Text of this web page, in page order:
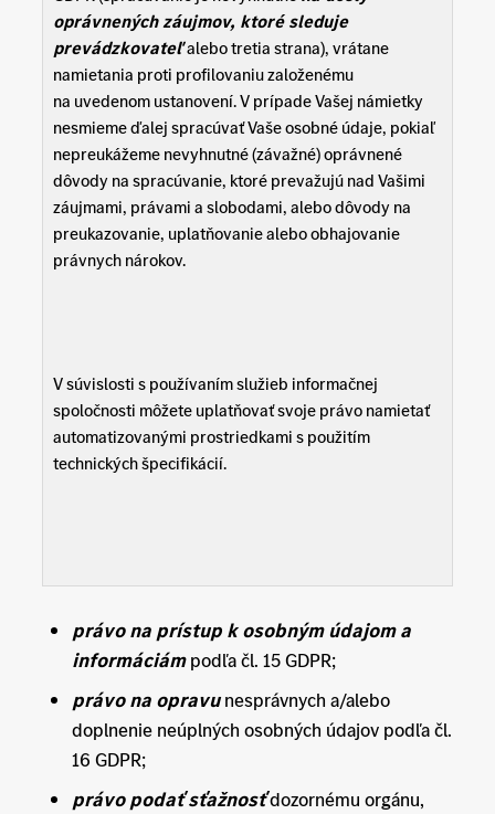
oprávnených záujmov, ktoré sleduje
prevádzkovateľalebo tretia strana), vrátane
namietania proti profilovaniu založenému
na uvedenom ustanovení. V prípade Vašej námietky
nesmieme ďalej spracúvať Vaše osobné údaje, pokiaľ
nepreukážeme nevyhnutné (závažné) oprávnené
dôvody na spracúvanie, ktoré prevažujú nad Vašimi
záujmami, právami a slobodami, alebo dôvody na
preukazovanie, uplatňovanie alebo obhajovanie
právnych nárokov.
V súvislosti s používaním služieb informačnej
spoločnosti môžete uplatňovať svoje právo namietať
automatizovanými prostriedkami s použitím
technických špecifikácií.
právo na prístup k osobným údajom a
informáciámpodľa čl. 15 GDPR;
právo na opravunesprávnych a/alebo
doplnenie neúplných osobných údajov podľa čl.
16 GDPR;
právo podať sťažnosťdozornému orgánu,